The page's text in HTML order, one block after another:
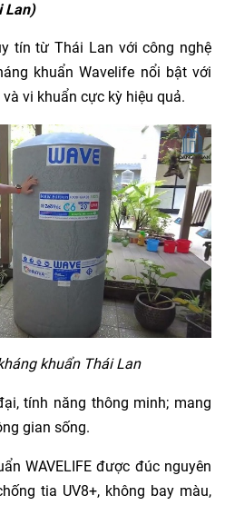
Lan)
tín từ Thái Lan với công nghệ
khuẩn Wavelife nổi bật với
vi khuẩn cực kỳ hiệu quả.
khuẩn Thái Lan
tính năng thông minh; mang
gian sống.
WAVELIFE được đúc nguyên
tia UV8+, không bay màu,